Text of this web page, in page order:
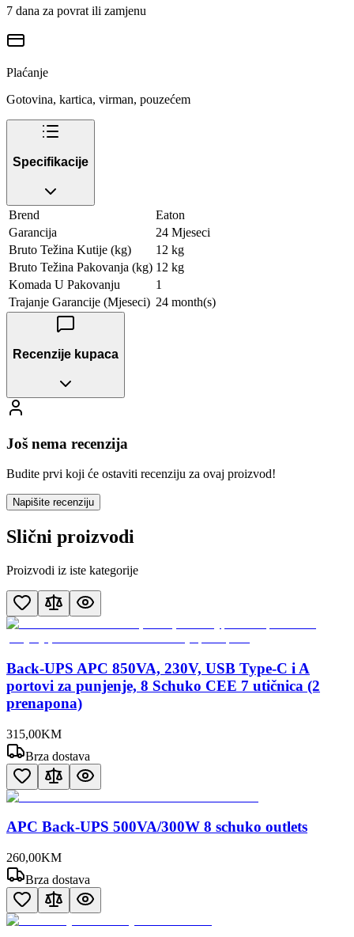
7 dana za povrat ili zamjenu
Plaćanje
Gotovina, kartica, virman, pouzećem
Specifikacije
Brend
Eaton
Garancija
24 Mjeseci
Bruto Težina Kutije (kg)
12 kg
Bruto Težina Pakovanja (kg) 12 kg
Komada U Pakovanju
1
Trajanje Garancije (Mjeseci) 24 month(s)
Recenzije kupaca
Još nema recenzija
Budite prvi koji će ostaviti recenziju za ovaj proizvod!
Napišite recenziju
Slični proizvodi
Proizvodi iz iste kategorije
Back-UPS APC 850VA, 230V, USB Type-C i A
portovi za punjenje, 8 Schuko CEE 7 utičnica (2
prenapona)
315,00KM
Brza dostava
APC Back-UPS 500VA/300W 8 schuko outlets
260,00KM
Brza dostava